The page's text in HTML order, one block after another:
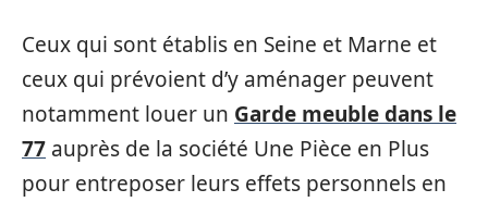
Ceux qui sont établis en Seine et Marne et
ceux qui prévoient d’y aménager peuvent
notamment louer un Garde meuble dans le
77 auprès de la société Une Pièce en Plus
pour entreposer leurs effets personnels en